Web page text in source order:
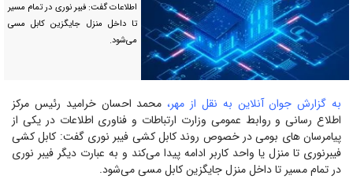
اطلاعات گفت: فیبر نوری در تمام مسیر
تا داخل منزل جایگزین کابل مسی
می‌شود.
به گزارش جوان آنلاین به نقل از مهر،محمد احسان خرامید رئیس مرکز
اطلاع رسانی و روابط عمومی وزارت ارتباطات و فناوری اطلاعات در یکی از
پیامرسان های بومی در خصوص روند کابل کشی فیبر نوری گفت: کابل کشی
فیبرنوری تا منزل یا واحد کاربر ادامه پیدا می‌کند و به عبارت دیگر فیبر نوری
در تمام مسیر تا داخل منزل جایگزین کابل مسی می‌شود.